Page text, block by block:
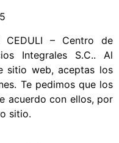
CEDULI – Centro de
Integrales S.C.. Al
sitio web, aceptas los
Te pedimos que los
acuerdo con ellos, por
sitio.